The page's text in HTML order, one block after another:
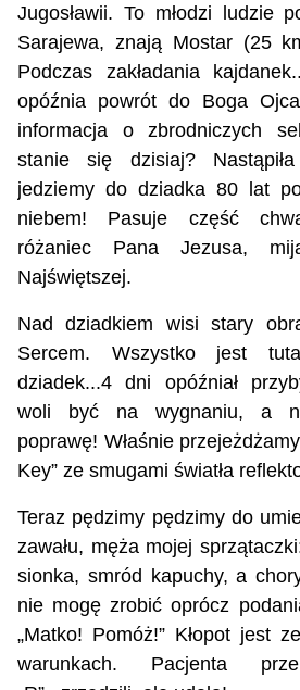
Jugosławii. To młodzi ludzie
Sarajewa, znają Mostar (25
Podczas zakładania
opóźnia powrót do Boga
informacja o zbrodniczych
stanie się dzisiaj?
jedziemy do dziadka 80 lat
niebem! Pasuje część
różaniec Pana Jezusa,
Najświętszej.
Nad dziadkiem wisi stary
Sercem. Wszystko jest
dziadek...4 dni opóźniał
woli być na wygnaniu, a
poprawę! Właśnie
Key” ze smugami światła
Teraz pędzimy pędzimy do
zawału, męża mojej
sionka, smród kapuchy, a
nie mogę zrobić oprócz
„Matko! Pomóż!” Kłopot jest
warunkach. Pacjenta